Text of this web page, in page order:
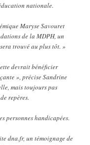
nationale.
Maryse Savouret
de la MDPH, un
trouvé au plus tôt. »
devrait bénéficier
», précise Sandrine
mais toujours pas
repères.
personnes handicapées.
dna.fr, un témoignage de